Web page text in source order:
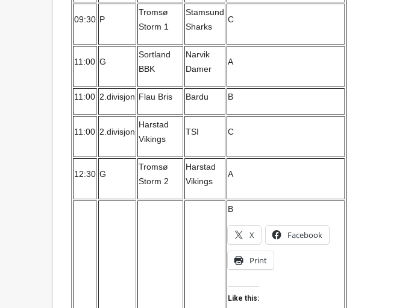
09:30 P
Tromsø
Storm 1
Stamsund
Sharks
C
11:00 G
Sortland
BBK
Narvik
Damer
A
11:00 2.divisjon Flau Bris Bardu B
11:00 2.divisjon
Harstad
Vikings
TSI C
12:30 G
Tromsø
Storm 2
Harstad
Vikings
A
B
X Facebook
Print
Like this: